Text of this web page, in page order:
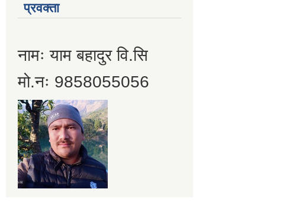
प्रवक्ता
नामः याम बहादुर वि.सि
मो.नः 9858055056